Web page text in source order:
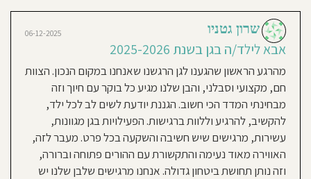
אחד
יוכל
לגבש
אישיותו
לעתיד."
https://ganparparim.co.il/
תכירו
מבנה
המציע
סביבה
נעימה
לילדים.
בקרוב
יעבור
חידוש
ושדרוג
06-12-2025 שרון גטניו
אבא לילד/ה בגן בשנת 2025-2026
מהרגע הראשון שהגענו לגן הרגשנו שאנחנו במקום הנכון. הצוות
חם, מקצועי וסבלני, והבן שלנו מגיע כל בוקר עם חיוך וזה
מבחינתי המדד הכי חשוב. הגננת יודעת לשים לב לכל ילד,
להקשיב, להרגיע וללוות ברגישות. הפעילויות בגן מגוונות,
עשירות, מרגישים שיש חשיבה והשקעה בכל פרט. מעבר לזה,
האווירה מאוד נעימה והתקשורת עם ההורים פתוחה וברורה,
וזה נותן תחושת ביטחון גדולה. אנחנו מרגישים שלבן שלנו יש
06-12-
2025
גן מושלם ואין צוות כזה. הכל הכל הכל
מהלב. מרגישים את האכפתיות ואת
הרצון לטפח ולהשקיע כ-ל הזמן. אנחנו
מאוהבים בצוות, הגננות נותנות את
הנשמה וזה ניכר ♥️